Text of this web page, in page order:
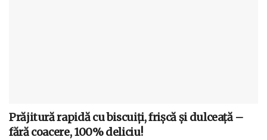
Prăjitură rapidă cu biscuiți, frișcă și dulceață –
fără coacere, 100% deliciu!